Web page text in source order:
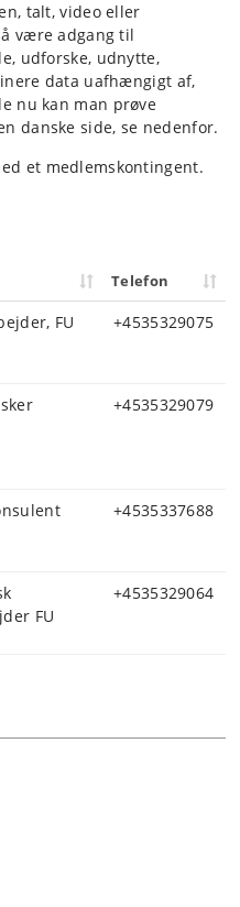
talt, video eller
være adgang til
udforske, udnytte,
data uafhængigt af,
nu kan man prøve
danske side, se nedenfor.
et medlemskontingent.
Telefon
FU +4535329075
+4535329079
+4535337688
FU
+4535329064